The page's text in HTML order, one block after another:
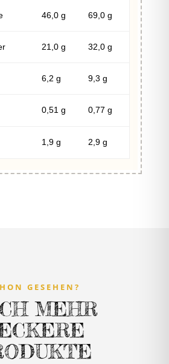
46,0g 69,0g
21,0g 32,0g
6,2 g 9,3 g
0,51 g 0,77 g
1,9g 2,9g
GESEHEN?
MEHR